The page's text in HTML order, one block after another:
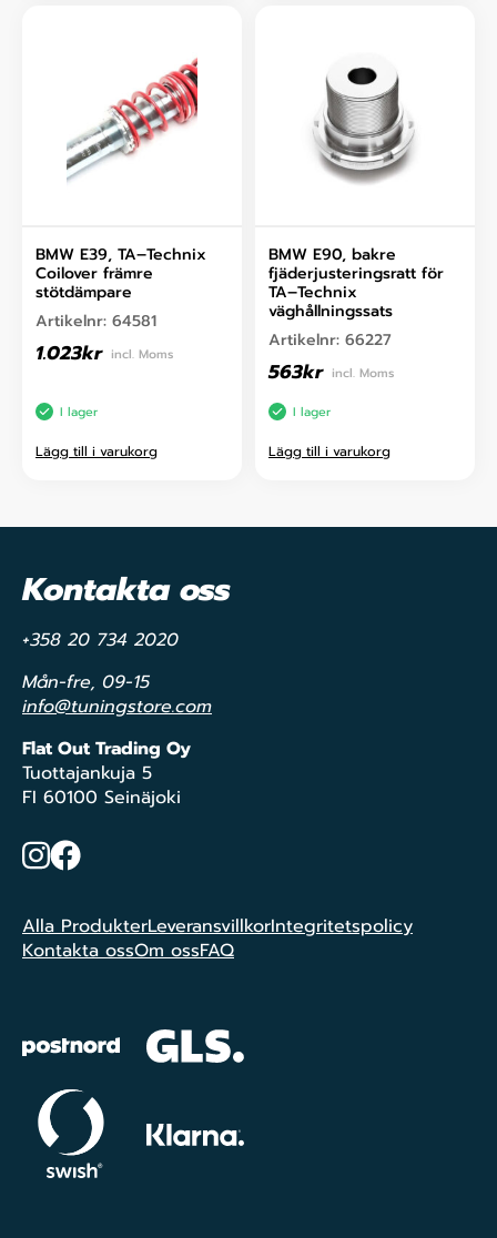
BMW E39, TA–Technix
Coilover främre
stötdämpare
Artikelnr: 64581
1.023kr incl. Moms
I lager
Lägg till i varukorg
BMW E90, bakre
fjäderjusteringsratt för
TA–Technix
väghållningssats
Artikelnr: 66227
563kr incl. Moms
I lager
Lägg till i varukorg
Kontakta oss
+358 20 734 2020
Mån-fre, 09-15
info@tuningstore.com
Flat Out Trading Oy
Tuottajankuja 5
FI 60100 Seinäjoki
Instagram
Facebook
Alla ProdukterLeveransvillkorIntegritetspolicy
Kontakta ossOm ossFAQ